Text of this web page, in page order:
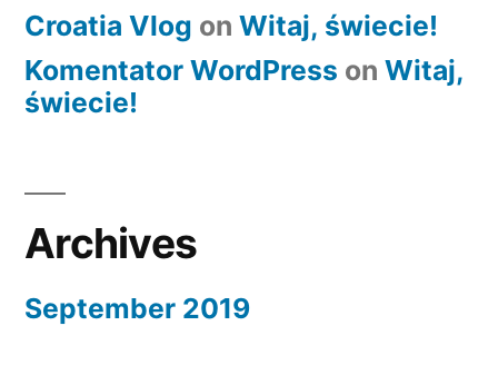
Croatia Vlog on Witaj, świecie!
Komentator WordPress on Witaj,
świecie!
Archives
September 2019